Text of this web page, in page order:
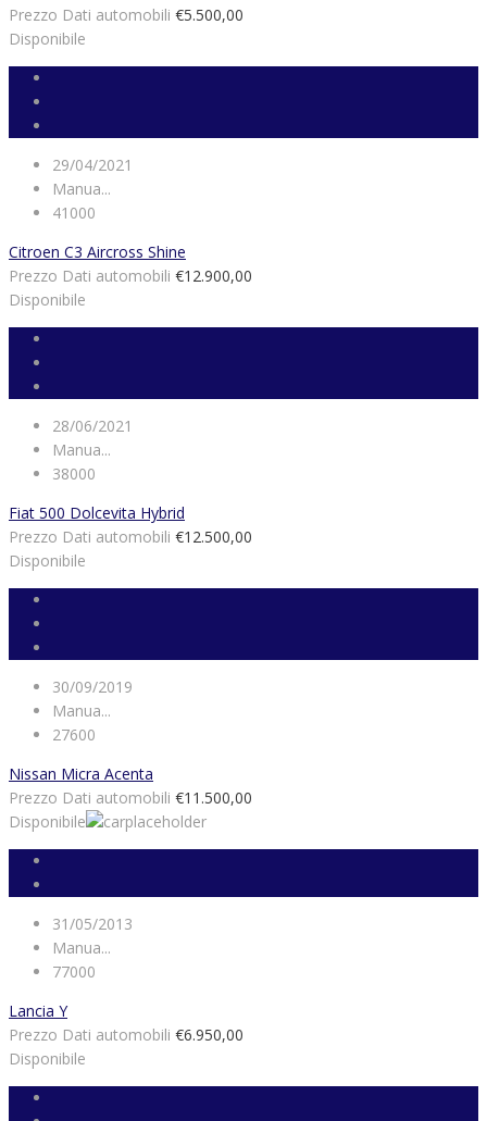
Prezzo Dati automobili €5.500,00
Disponibile
29/04/2021
Manua...
41000
Citroen C3 Aircross Shine
Prezzo Dati automobili €12.900,00
Disponibile
28/06/2021
Manua...
38000
Fiat 500 Dolcevita Hybrid
Prezzo Dati automobili €12.500,00
Disponibile
30/09/2019
Manua...
27600
Nissan Micra Acenta
Prezzo Dati automobili €11.500,00
Disponibile
31/05/2013
Manua...
77000
Lancia Y
Prezzo Dati automobili €6.950,00
Disponibile